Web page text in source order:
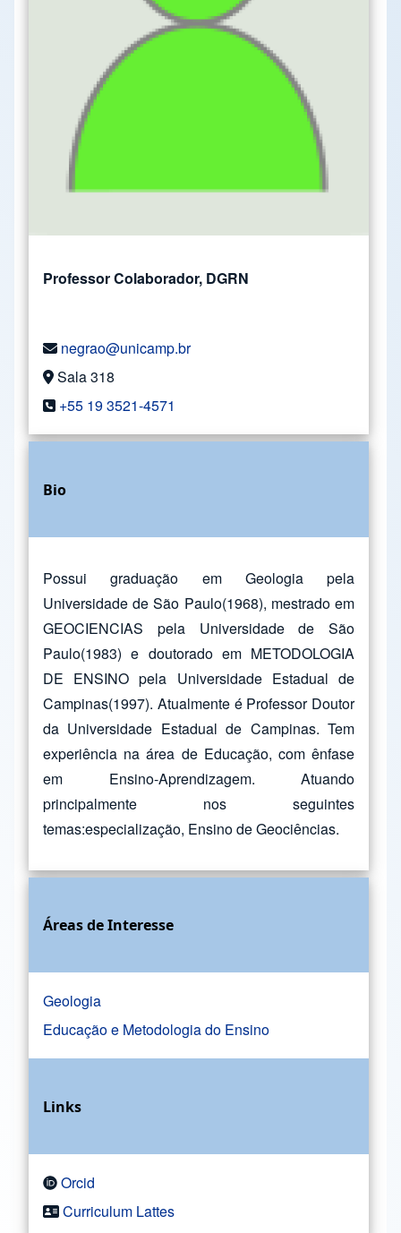
Professor Colaborador, DGRN
negrao@unicamp.br
Sala 318
+55 19 3521-4571
Bio
Possui graduação em Geologia pela
Universidade de São Paulo(1968), mestrado em
GEOCIENCIAS pela Universidade de São
Paulo(1983) e doutorado em METODOLOGIA
DE ENSINO pela Universidade Estadual de
Campinas(1997). Atualmente é Professor Doutor
da Universidade Estadual de Campinas. Tem
experiência na área de Educação, com ênfase
em Ensino-Aprendizagem. Atuando
principalmente nos seguintes
temas:especialização, Ensino de Geociências.
Áreas de Interesse
Geologia
Educação e Metodologia do Ensino
Links
Orcid
Curriculum Lattes